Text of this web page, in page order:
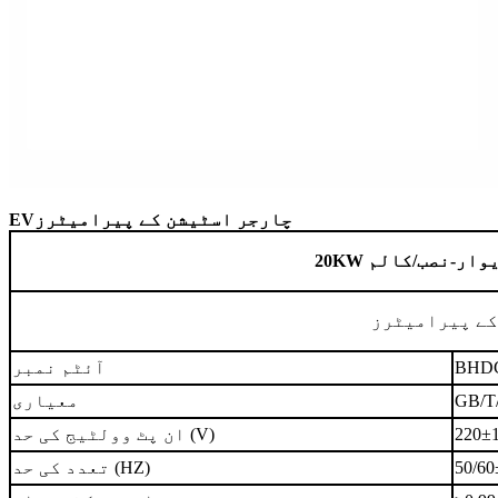
EV چارجر اسٹیشن کے پیرامیٹرز
20KW -نصب/کالم
کے پیرامیٹرز
آئٹم نمبر
معیاری
GB/
ان پٹ وولٹیج کی حد (V)
تعدد کی حد (HZ)
50/